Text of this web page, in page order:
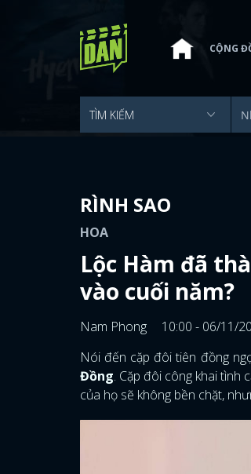
CỘNG
RÌNH SAO
HOA
Lộc Hàm đã
vào cuối năm?
Nam Phong
10:00 - 06/11/
Nói đến cặp đôi tiên đồng
Đồng. Cặp đôi công khai tình
của họ sẽ không bền chặt,